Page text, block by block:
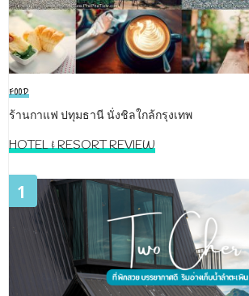
FOOD
ร้านกาแฟ ปทุมธานี นั่งชิลใกล้กรุงเทพ
HOTEL & RESORT REVIEW
1